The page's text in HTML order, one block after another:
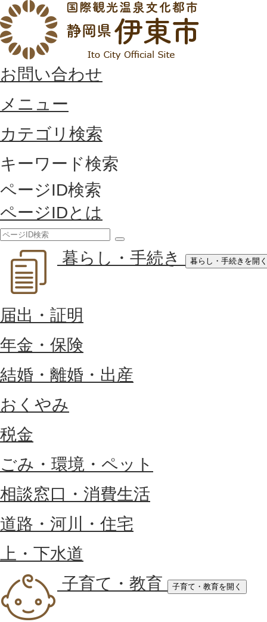
お問い合わせ
メニュー
カテゴリ検索
キーワード検索
ページID検索
ページIDとは
索
暮らし・手続き 暮らし・手続きを開く
届出・証明
年金・保険
結婚・離婚・出産
おくやみ
税金
ごみ・環境・ペット
相談窓口・消費生活
道路・河川・住宅
上・下水道
子育て・教育
子育て・教育を開く